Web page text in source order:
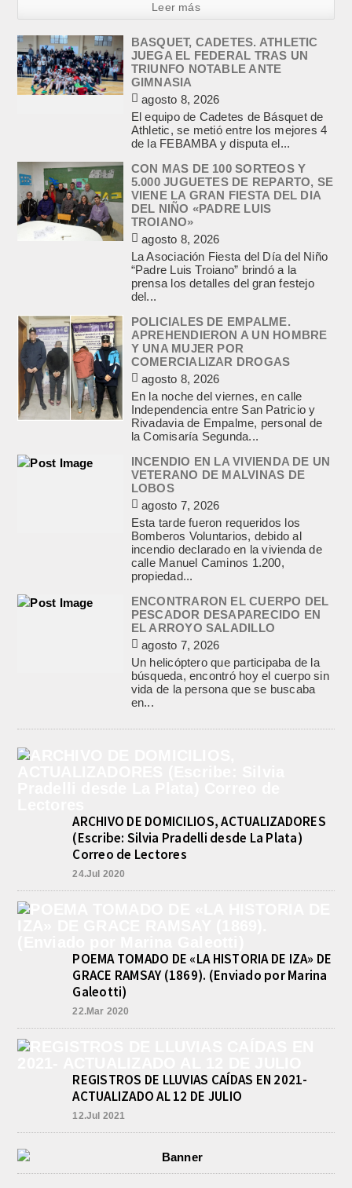
Leer más
BASQUET, CADETES. ATHLETIC
JUEGA EL FEDERAL TRAS UN
TRIUNFO NOTABLE ANTE
GIMNASIA
agosto 8, 2026
El equipo de Cadetes de Básquet de
Athletic, se metió entre los mejores 4
de la FEBAMBA y disputa el...
CON MAS DE 100 SORTEOS Y
5.000 JUGUETES DE REPARTO, SE
VIENE LA GRAN FIESTA DEL DIA
DEL NIÑO «PADRE LUIS
TROIANO»
agosto 8, 2026
La Asociación Fiesta del Día del Niño
“Padre Luis Troiano” brindó a la
prensa los detalles del gran festejo
del...
POLICIALES DE EMPALME.
APREHENDIERON A UN HOMBRE
Y UNA MUJER POR
COMERCIALIZAR DROGAS
agosto 8, 2026
En la noche del viernes, en calle
Independencia entre San Patricio y
Rivadavia de Empalme, personal de
la Comisaría Segunda...
INCENDIO EN LA VIVIENDA DE UN
VETERANO DE MALVINAS DE
LOBOS
agosto 7, 2026
Esta tarde fueron requeridos los
Bomberos Voluntarios, debido al
incendio declarado en la vivienda de
calle Manuel Caminos 1.200,
propiedad...
ENCONTRARON EL CUERPO DEL
PESCADOR DESAPARECIDO EN
EL ARROYO SALADILLO
agosto 7, 2026
Un helicóptero que participaba de la
búsqueda, encontró hoy el cuerpo sin
vida de la persona que se buscaba
en...
ARCHIVO DE DOMICILIOS, ACTUALIZADORES
(Escribe: Silvia Pradelli desde La Plata)
Correo de Lectores
24.Jul 2020
POEMA TOMADO DE «LA HISTORIA DE IZA» DE
GRACE RAMSAY (1869). (Enviado por Marina
Galeotti)
22.Mar 2020
REGISTROS DE LLUVIAS CAÍDAS EN 2021-
ACTUALIZADO AL 12 DE JULIO
12.Jul 2021